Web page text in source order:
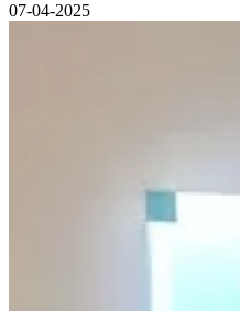
07-04-2025